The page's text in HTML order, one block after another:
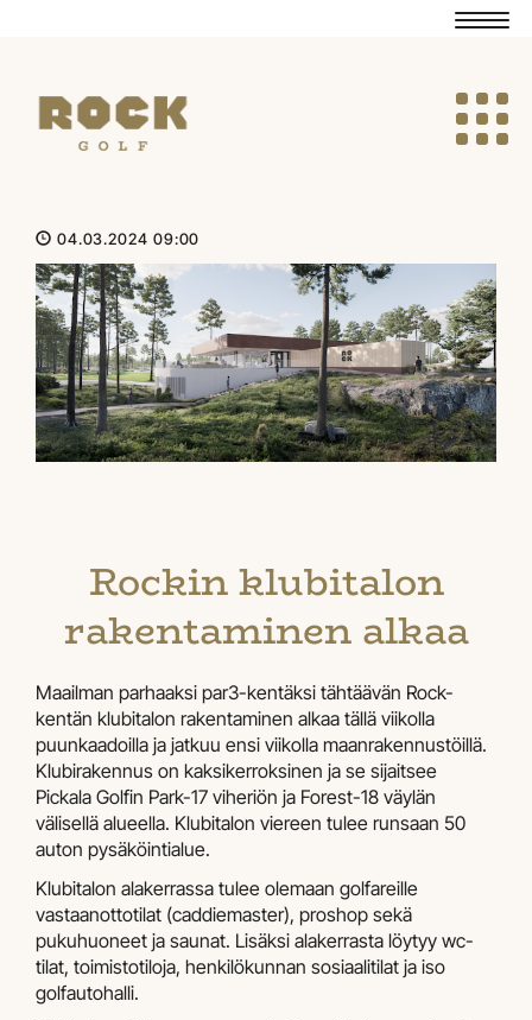
04.03.2024 09:00
Rockin klubitalon
rakentaminen alkaa
Maailman parhaaksi par3-kentäksi tähtäävän Rock-
kentän klubitalon rakentaminen alkaa tällä viikolla
puunkaadoilla ja jatkuu ensi viikolla maanrakennustöillä.
Klubirakennus on kaksikerroksinen ja se sijaitsee
Pickala Golfin Park-17 viheriön ja Forest-18 väylän
välisellä alueella. Klubitalon viereen tulee runsaan 50
auton pysäköintialue.
Klubitalon alakerrassa tulee olemaan golfareille
vastaanottotilat (caddiemaster), proshop sekä
pukuhuoneet ja saunat. Lisäksi alakerrasta löytyy wc-
tilat, toimistotiloja, henkilökunnan sosiaalitilat ja iso
golfautohalli.